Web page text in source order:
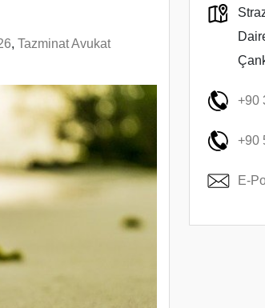
, Tazminat Avukat
+90
+90
E-